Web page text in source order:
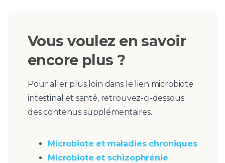
Vous voulez en savoir
encore plus ?
Pour aller plus loin dans le lien microbiote
intestinal et santé, retrouvez-ci-dessous
des contenus supplémentaires.
Microbiote et maladies chroniques
Microbiote et schizophrénie